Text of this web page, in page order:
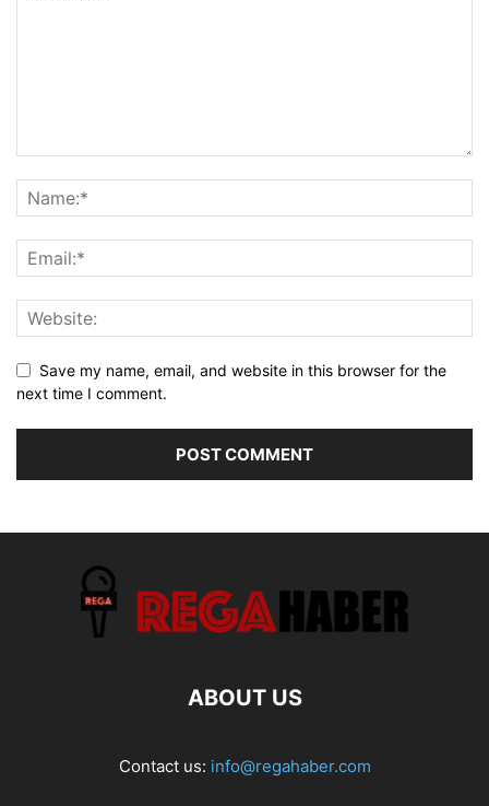
Save my name, email, and website in this browser for the
next time I comment.
ABOUT US
Contact us: info@regahaber.com